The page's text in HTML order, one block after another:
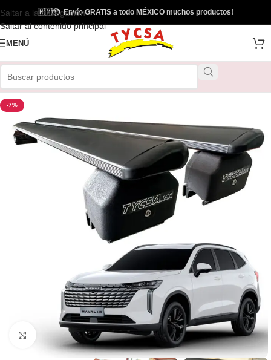
Saltar a la navegación
Saltar al contenido principal
🇲🇽📦Envío GRATIS a todo MÉXICO muchos productos!
MENÚ
Envío Gratis
-7%
Clic para ampliar